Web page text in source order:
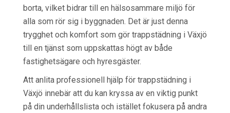
borta, vilket bidrar till en hälsosammare miljö för
alla som rör sig i byggnaden. Det är just denna
trygghet och komfort som gör trappstädning i Växjö
till en tjänst som uppskattas högt av både
fastighetsägare och hyresgäster.
Att anlita professionell hjälp för trappstädning i
Växjö innebär att du kan kryssa av en viktig punkt
på din underhållslista och istället fokusera på andra